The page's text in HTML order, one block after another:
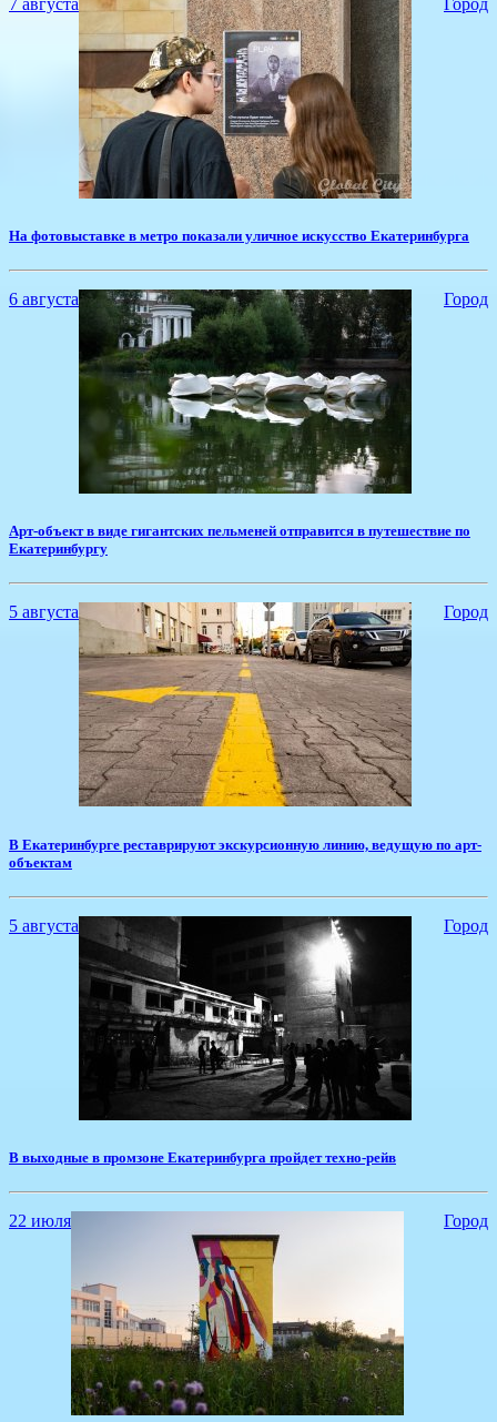
На фотовыставке в метро показали уличное искусство Екатеринбурга
6 августа Город
Арт-объект в виде гигантских пельменей отправится в путешествие по
Екатеринбургу
5 августа Город
​В Екатеринбурге реставрируют экскурсионную линию, ведущую по арт-
объектам
5 августа Город
​В выходные в промзоне Екатеринбурга пройдет техно-рейв
22 июля Город